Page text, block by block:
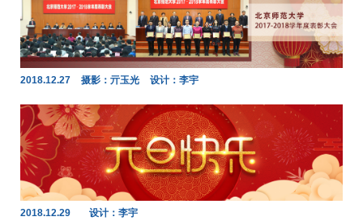
2018.12.27 摄影：亓玉光 设计：李宇
2018.12.29 设计：李宇